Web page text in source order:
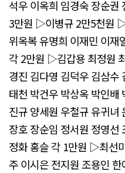
석우 이옥희 임경숙 장순권
3만원 ▷이병규 2만5천원
위옥복 유명희 이재민 이재
각 2만원 ▷김갑용 최정원
경진 김다영 김덕우 김삼수
태천 박건우 박상옥 박인배
진규 양세원 우철규 유귀녀
장호 장순임 정서원 정영선
정화 홍슬 각 1만원 ▷최선
주 이시은 전지원 조용인